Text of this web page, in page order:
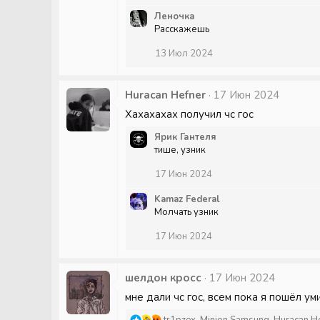
Леночка
Расскажешь
13 Июл 2024
Huracan Hefner 17 Июн 2024
Хахахахах получил чс гос
Ярик Гантеля
тише, узник
17 Июн 2024
Kamaz Federal
Молчать узник
17 Июн 2024
шелдон кросс 17 Июн 2024
мне дали чс гос, всем пока я пошёл